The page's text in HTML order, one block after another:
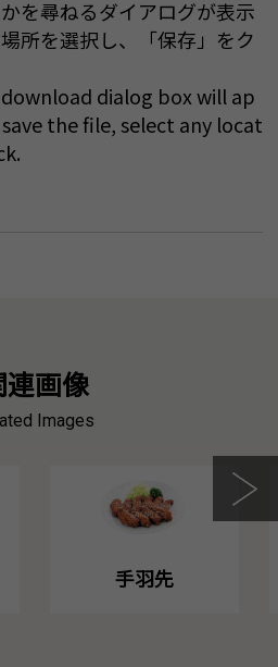
を尋ねるダイアログが表示
所を選択し、「保存」をク
dialog box will ap
the file, select any locat
連画像
Images
手羽先